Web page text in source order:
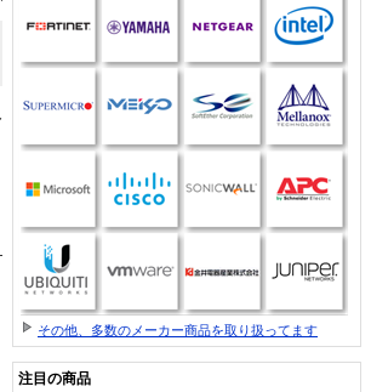
その他、多数のメーカー商品を取り扱ってます
注目の商品